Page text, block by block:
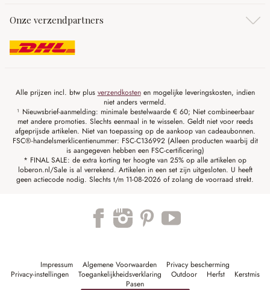
Onze verzendpartners
Alle prijzen incl. btw plus verzendkostenen mogelijke leveringskosten, indien
niet anders vermeld.
¹ Nieuwsbrief-aanmelding: minimale bestelwaarde € 60; Niet combineerbaar
met andere promoties. Slechts eenmaal in te wisselen. Geldt niet voor reeds
afgeprijsde artikelen. Niet van toepassing op de aankoop van cadeaubonnen.
FSC®-handelsmerklicentienummer: FSC-C136992 (Alleen producten waarbij dit
is aangegeven hebben een FSC-certificering)
* FINAL SALE: de extra korting ter hoogte van 25% op alle artikelen op
loberon.nl/Sale is al verrekend. Artikelen in een set zijn uitgesloten. U heeft
geen actiecode nodig. Slechts t/m 11-08-2026 of zolang de voorraad strekt.
Impressum Algemene Voorwaarden
Privacy bescherming
Privacy-instellingen
Toegankelijkheidsverklaring Outdoor Herfst
Kerstmis
Pasen